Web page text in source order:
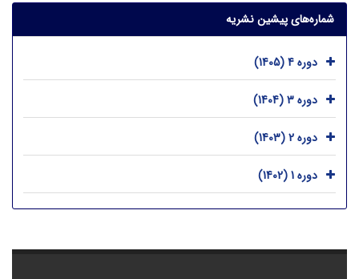
شماره‌های پیشین نشریه
دوره 4 (1405)
دوره 3 (1404)
دوره 2 (1403)
دوره 1 (1402)